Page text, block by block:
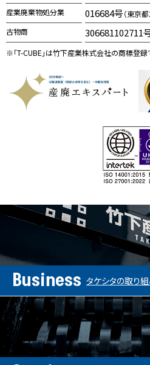
産業廃棄物処分業
016684号（東京
古物商
306681102711
※「T-CUBE」は竹下産業株式会社の商標登録
Business タケシタの取り